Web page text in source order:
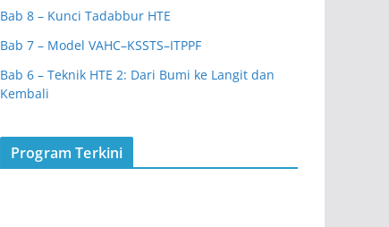
Bab 8 – Kunci Tadabbur HTE
Bab 7 – Model VAHC–KSSTS–ITPPF
Bab 6 – Teknik HTE 2: Dari Bumi ke Langit dan
Kembali
Program Terkini